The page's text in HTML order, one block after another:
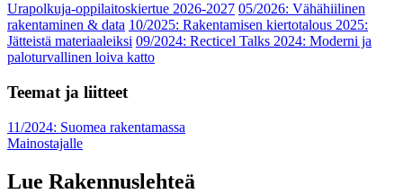
Urapolkuja-oppilaitoskiertue 2026-2027 05/2026: Vähähiilinen
rakentaminen & data 10/2025: Rakentamisen kiertotalous 2025:
Jätteistä materiaaleiksi 09/2024: Recticel Talks 2024: Moderni ja
paloturvallinen loiva katto
Teemat ja liitteet
11/2024: Suomea rakentamassa
Mainostajalle
Lue Rakennuslehteä